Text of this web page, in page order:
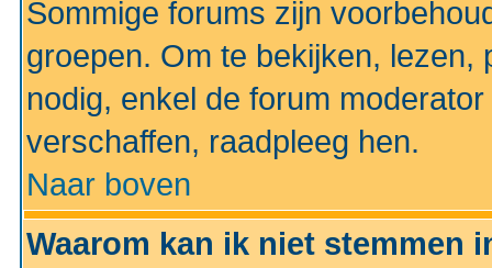
Sommige forums zijn
groepen. Om te bekijken, lezen,
nodig, enkel de forum
verschaffen, raadpleeg hen.
Naar boven
Waarom kan ik niet stemmen